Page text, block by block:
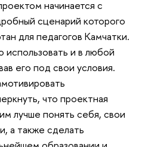
начинается с
сценарий которого
для педагогов Камчатки.
и в любой
его под свои условия.
что проектная
лучше понять себя, свои
а также сделать